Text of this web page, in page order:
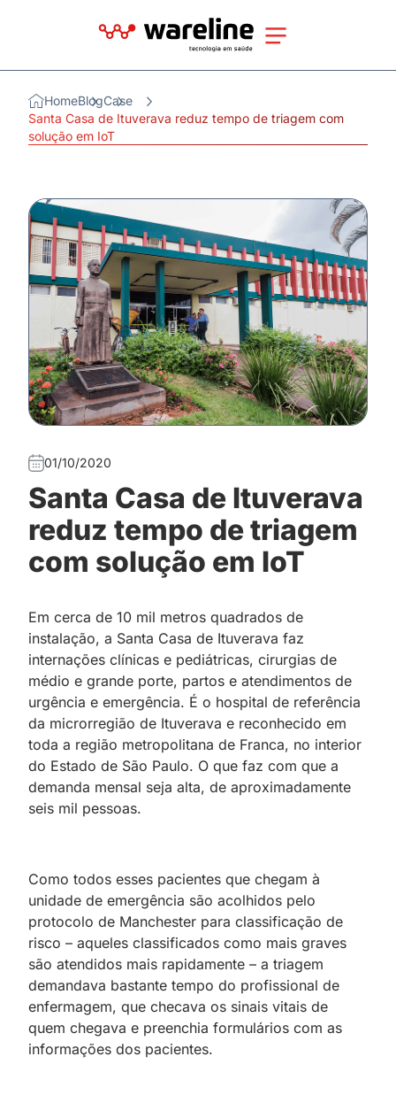
HomeBlogCase
Santa Casa de Ituverava reduz tempo de triagem com
solução em IoT
01/10/2020
Santa Casa de Ituverava
reduz tempo de triagem
com solução em IoT
Em cerca de 10 mil metros quadrados de
instalação, a Santa Casa de Ituverava faz
internações clínicas e pediátricas, cirurgias de
médio e grande porte, partos e atendimentos de
urgência e emergência. É o hospital de referência
da microrregião de Ituverava e reconhecido em
toda a região metropolitana de Franca, no interior
do Estado de São Paulo. O que faz com que a
demanda mensal seja alta, de aproximadamente
seis mil pessoas.
Como todos esses pacientes que chegam à
unidade de emergência são acolhidos pelo
protocolo de Manchester para classificação de
risco – aqueles classificados como mais graves
são atendidos mais rapidamente – a triagem
demandava bastante tempo do profissional de
enfermagem, que checava os sinais vitais de
quem chegava e preenchia formulários com as
informações dos pacientes.